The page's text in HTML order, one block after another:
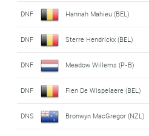
DNF Hannah Mahieu (BEL)
DNF Sterre Hendrickx (BEL)
DNF Meadow Willems (P-B)
DNF Fien De Wispelaere (BEL)
DNS Bronwyn MacGregor (NZL)